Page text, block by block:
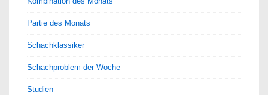
Partie des Monats
Schachklassiker
Schachproblem der Woche
Studien